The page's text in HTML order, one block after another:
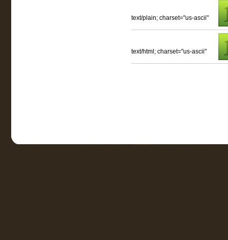
text/plain; charset="us-ascii"
text/html; charset="us-ascii"